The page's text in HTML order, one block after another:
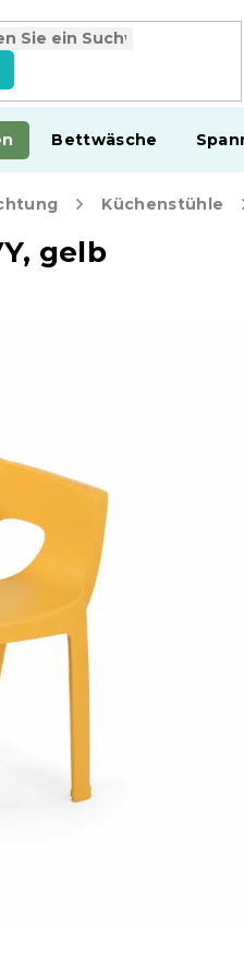
Bettwäsche
Küchenstühle
gelb